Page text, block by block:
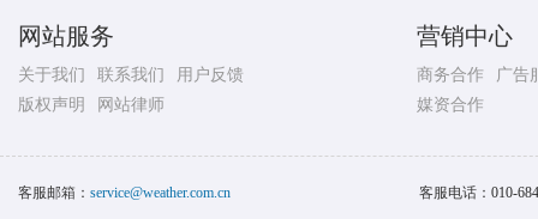
网站服务
关于我们 联系我们
用户反馈
版权声明
网站律师
营销中心
商务合作
广告
媒资合作
客服邮箱： service@weather.com.cn 客服电话： 010-